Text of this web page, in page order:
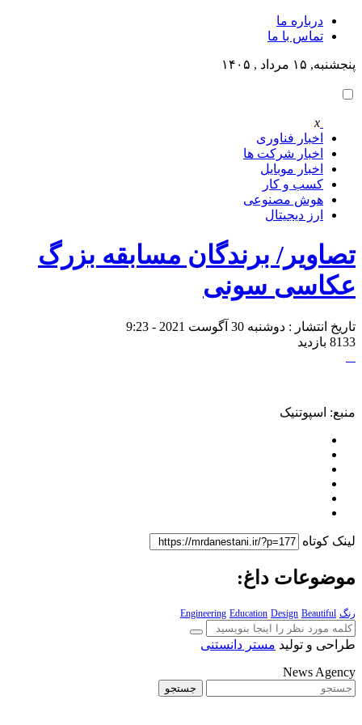
درباره ما
تماس با ما
پنجشنبه, ۱۵ مرداد , ۱۴۰۵
x
اخبار فناوری
اخبار شرکت ها
اخبار موبایل
کسب و کار
هوش مصنوعی
ارز دیجیتال
تصاویر/ برندگان مسابقه بزرگ
عکاسی سونی
تاریخ انتشار : دوشنبه 30 آگوست 2021 - 9:23
8133 بازدید
منبع: اسپوتنیک
لینک کوتاه
موضوعات داغ:
رنگ Engineering Education Design Beautiful
طراحی و تولید مستر دانستنی
News Agency
جستجو